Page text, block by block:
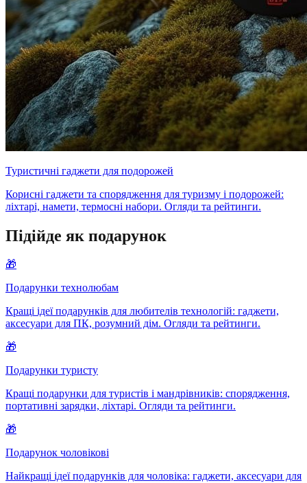
Туристичні гаджети для подорожей
Корисні гаджети та спорядження для туризму і подорожей:
ліхтарі, намети, термосні набори. Огляди та рейтинги.
Підійде як подарунок
🎁
Подарунки технолюбам
Кращі ідеї подарунків для любителів технологій: гаджети,
аксесуари для ПК, розумний дім. Огляди та рейтинги.
🎁
Подарунки туристу
Кращі подарунки для туристів і мандрівників: спорядження,
портативні зарядки, ліхтарі. Огляди та рейтинги.
🎁
Подарунок чоловікові
Найкращі ідеї подарунків для чоловіка: гаджети, аксесуари для